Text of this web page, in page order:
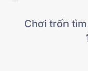
Chơi trốn